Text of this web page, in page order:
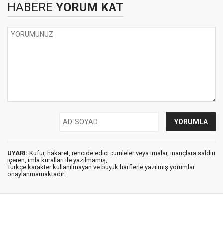
HABERE YORUM KAT
UYARI: Küfür, hakaret, rencide edici cümleler veya imalar, inançlara saldırı
içeren, imla kuralları ile yazılmamış,
Türkçe karakter kullanılmayan ve büyük harflerle yazılmış yorumlar
onaylanmamaktadır.